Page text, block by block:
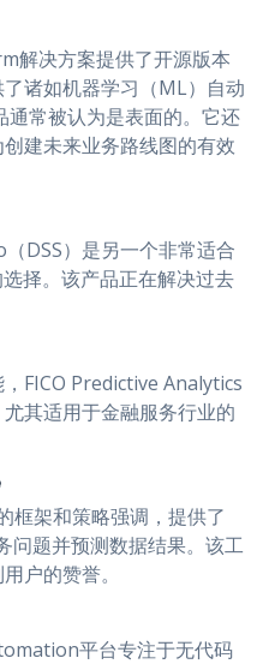
解决方案提供了开源版本
诸如机器学习（ML）自动
常被认为是表面的。它还
建未来业务路线图的有效
DSS）是另一个非常适合
择。该产品正在解决过去
FICO Predictive Analytics
其适用于金融服务行业的
架和策略强调，提供了
题并预测数据结果。该工
户的赞誉。
平台专注于无代码